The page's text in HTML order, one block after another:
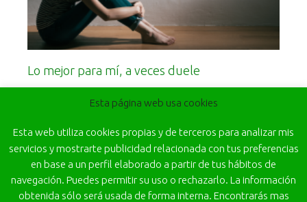
Lo mejor para mí, a veces duele
Esta página web usa cookies
Esta web utiliza cookies propias y de terceros para analizar mis
servicios y mostrarte publicidad relacionada con tus preferencias
en base a un perfil elaborado a partir de tus hábitos de
navegación. Puedes permitir su uso o rechazarlo. La información
obtenida sólo será usada de forma interna. Encontrarás mas